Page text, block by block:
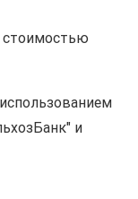
стоимостью
и